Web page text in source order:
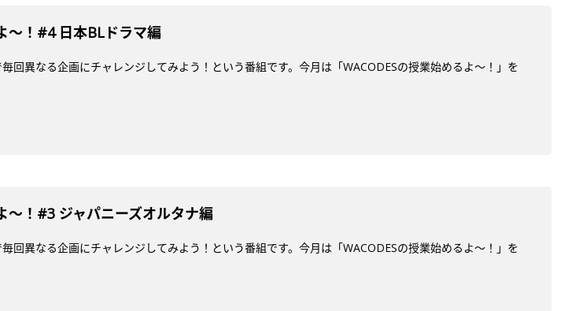
～！#4 日本BLドラマ編
回異なる企画にチャレンジしてみよう！という番組です。今月は「WACODESの授業始めるよ～！」を
〜！#3 ジャパニーズオルタナ編
回異なる企画にチャレンジしてみよう！という番組です。今月は「WACODESの授業始めるよ～！」を